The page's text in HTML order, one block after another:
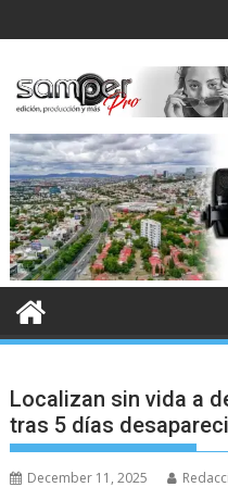
to
Localizan sin vida a
tras 5 días
December 11, 2025